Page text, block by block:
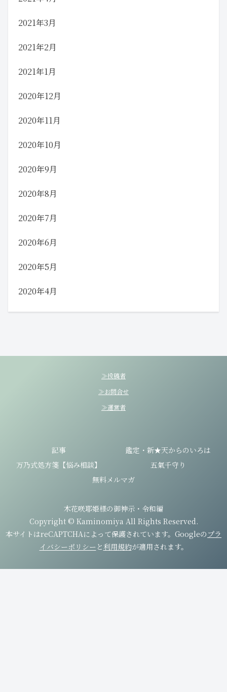
2021年3月
2021年2月
2021年1月
2020年12月
2020年11月
2020年10月
2020年9月
2020年8月
2020年7月
2020年6月
2020年5月
2020年4月
≫投稿者
≫お問合せ
≫運営者
記事
鑑定・新★天からのいろは
万乃式処方箋【悩み相談】
五氣千守り
無料メルマガ
木花咲耶姫様の御神示・令和編
Copyright © Kaminomiya All Rights Reserved.
本サイトはreCAPTCHAによって保護されています。Googleの プラ
イバシーポリシー と利用規約が適用されます。